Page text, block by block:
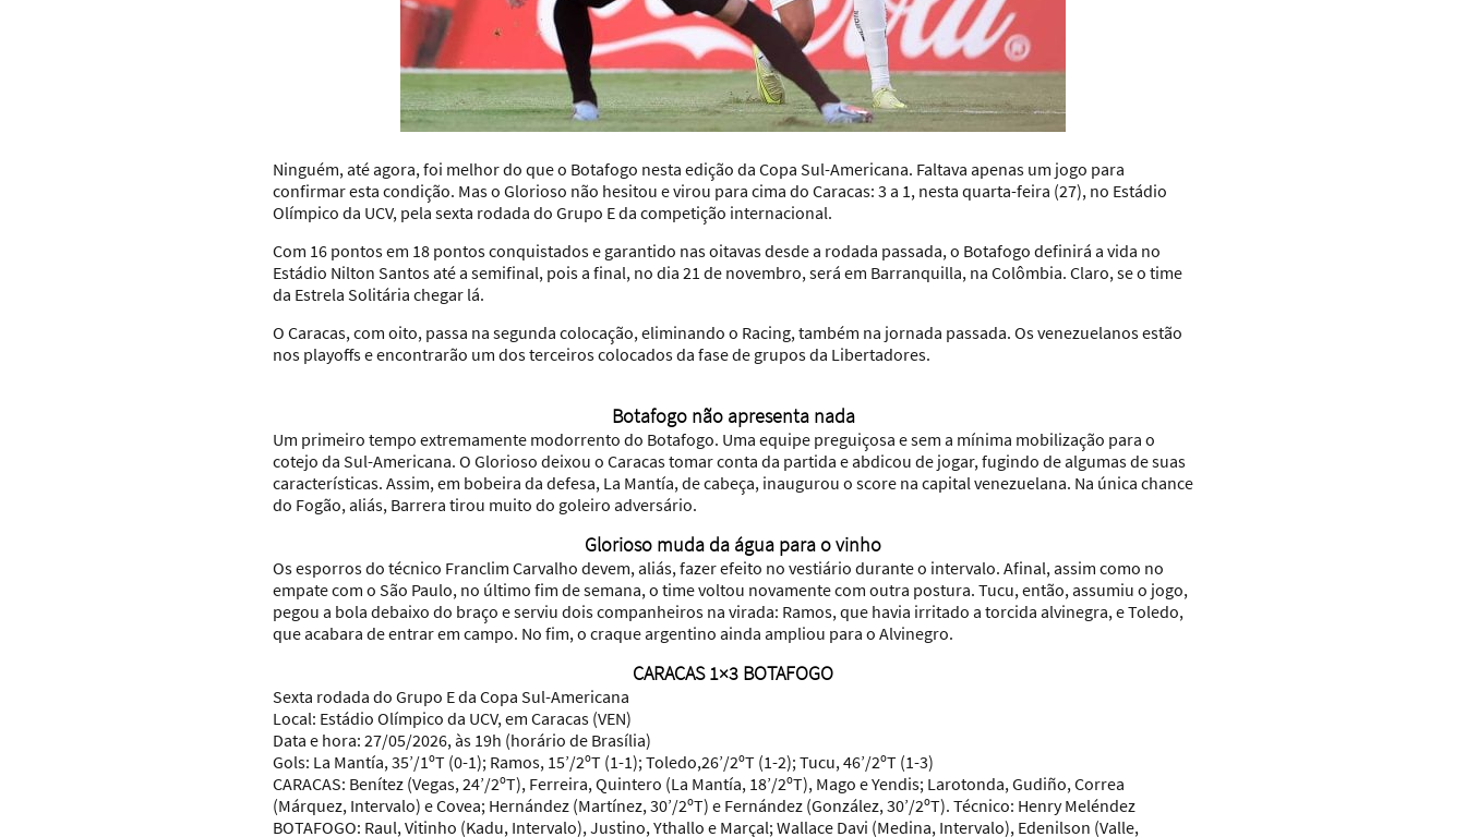
Ninguém, até agora, foi melhor do que o Botafogo nesta edição da Copa Sul-Americana. Faltava apenas um jogo para
confirmar esta condição. Mas o Glorioso não hesitou e virou para cima do Caracas: 3 a 1, nesta quarta-feira (27), no Estádio
Olímpico da UCV, pela sexta rodada do Grupo E da competição internacional.
Com 16 pontos em 18 pontos conquistados e garantido nas oitavas desde a rodada passada, o Botafogo definirá a vida no
Estádio Nilton Santos até a semifinal, pois a final, no dia 21 de novembro, será em Barranquilla, na Colômbia. Claro, se o time
da Estrela Solitária chegar lá.
O Caracas, com oito, passa na segunda colocação, eliminando o Racing, também na jornada passada. Os venezuelanos estão
nos playoffs e encontrarão um dos terceiros colocados da fase de grupos da Libertadores.
Botafogo não apresenta nada
Um primeiro tempo extremamente modorrento do Botafogo. Uma equipe preguiçosa e sem a mínima mobilização para o
cotejo da Sul-Americana. O Glorioso deixou o Caracas tomar conta da partida e abdicou de jogar, fugindo de algumas de suas
características. Assim, em bobeira da defesa, La Mantía, de cabeça, inaugurou o score na capital venezuelana. Na única chance
do Fogão, aliás, Barrera tirou muito do goleiro adversário.
Glorioso muda da água para o vinho
Os esporros do técnico Franclim Carvalho devem, aliás, fazer efeito no vestiário durante o intervalo. Afinal, assim como no
empate com o São Paulo, no último fim de semana, o time voltou novamente com outra postura. Tucu, então, assumiu o jogo,
pegou a bola debaixo do braço e serviu dois companheiros na virada: Ramos, que havia irritado a torcida alvinegra, e Toledo,
que acabara de entrar em campo. No fim, o craque argentino ainda ampliou para o Alvinegro.
CARACAS 1×3 BOTAFOGO
Sexta rodada do Grupo E da Copa Sul-Americana
Local: Estádio Olímpico da UCV, em Caracas (VEN)
Data e hora: 27/05/2026, às 19h (horário de Brasília)
Gols: La Mantía, 35’/1ºT (0-1); Ramos, 15’/2ºT (1-1); Toledo,26’/2ºT (1-2); Tucu, 46’/2ºT (1-3)
CARACAS: Benítez (Vegas, 24’/2ºT), Ferreira, Quintero (La Mantía, 18’/2ºT), Mago e Yendis; Larotonda, Gudiño, Correa
(Márquez, Intervalo) e Covea; Hernández (Martínez, 30’/2ºT) e Fernández (González, 30’/2ºT). Técnico: Henry Meléndez
BOTAFOGO: Raul, Vitinho (Kadu, Intervalo), Justino, Ythallo e Marçal; Wallace Davi (Medina, Intervalo), Edenilson (Valle,